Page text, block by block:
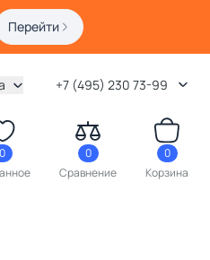
Перейти
+7 (495) 230 73-99
0
0
Сравнение
0
Корзина